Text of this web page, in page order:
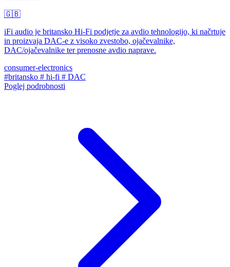
🇬🇧
iFi audio je britansko Hi-Fi podjetje za avdio tehnologijo, ki načrtuje
in proizvaja DAC-e z visoko zvestobo, ojačevalnike,
DAC/ojačevalnike ter prenosne avdio naprave.
consumer-electronics
#britansko # hi-fi # DAC
Poglej podrobnosti